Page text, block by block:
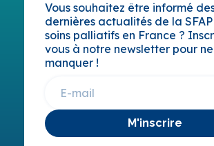
Vous souhaitez être informé
dernières actualités de la
soins palliatifs en France ?
vous à notre newsletter pour
manquer !
M'inscrire